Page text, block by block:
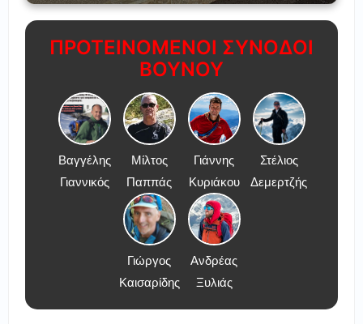
ΠΡΟΤΕΙΝΟΜΕΝΟΙ ΣΥΝΟΔΟΙ
ΒΟΥΝΟΥ
Βαγγέλης
Γιαννικός
Μίλτος
Παππάς
Γιάννης
Κυριάκου
Στέλιος
Δεμερτζής
Γιώργος
Καισαρίδης
Ανδρέας
Ξυλιάς